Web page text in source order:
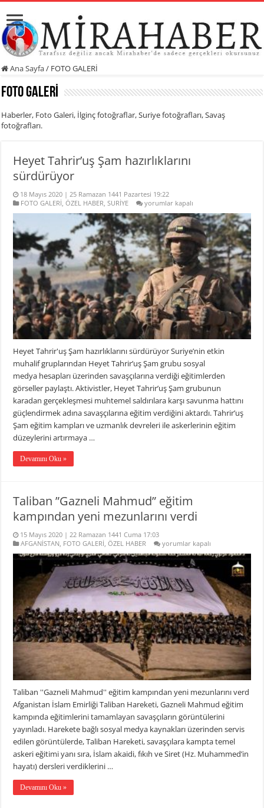
Ana Sayfa/ FOTO GALERİ
FOTO GALERİ
Haberler, Foto Galeri, İlginç fotoğraflar, Suriye fotoğrafları, Savaş
fotoğrafları.
Heyet Tahrir’uş Şam hazırlıklarını
sürdürüyor
18 Mayıs 2020 | 25 Ramazan 1441 Pazartesi 19:22
FOTO GALERİ ,ÖZEL HABER ,SURİYE
Heyet
Şam
hazırlıklarını
sürdürüyor
için
yorumlar kapalı
Heyet Tahrir'uş Şam hazırlıklarını sürdürüyor Suriye’nin etkin
muhalif gruplarından Heyet Tahrir’uş Şam grubu sosyal
medya hesapları üzerinden savaşçılarına verdiği eğitimlerden
görseller paylaştı. Aktivistler, Heyet Tahrir’uş Şam grubunun
karadan gerçekleşmesi muhtemel saldırılara karşı savunma hattını
güçlendirmek adına savaşçılarına eğitim verdiğini aktardı. Tahrir’uş
Şam eğitim kampları ve uzmanlık devreleri ile askerlerinin eğitim
düzeylerini artırmaya …
Devamını Oku »
Taliban ”Gazneli Mahmud” eğitim
kampından yeni mezunlarını verdi
15 Mayıs 2020 | 22 Ramazan 1441 Cuma 17:03
AFGANİSTAN, FOTO GALERİ,ÖZEL HABER
Taliban
”Gazneli
Mahmud”
eğitim
kampından
yeni
mezunlarını
verdi
için
yorumlar kapalı
Taliban ''Gazneli Mahmud'' eğitim kampından yeni mezunlarını verd
Afganistan İslam Emirliği Taliban Hareketi, Gazneli Mahmud eğitim
kampında eğitimlerini tamamlayan savaşçıların görüntülerini
yayınladı. Harekete bağlı sosyal medya kaynakları üzerinden servis
edilen görüntülerde, Taliban Hareketi, savaşçılara kampta temel
askeri eğitimi yanı sıra, İslam akaidi, fıkıh ve Siret (Hz. Muhammed’in
hayatı) dersleri verdiklerini …
Devamını Oku »